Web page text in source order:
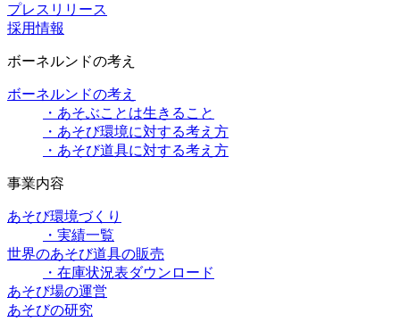
プレスリリース
採用情報
ボーネルンドの考え
ボーネルンドの考え
・あそぶことは生きること
・あそび環境に対する考え方
・あそび道具に対する考え方
事業内容
あそび環境づくり
・実績一覧
世界のあそび道具の販売
・在庫状況表ダウンロード
あそび場の運営
あそびの研究